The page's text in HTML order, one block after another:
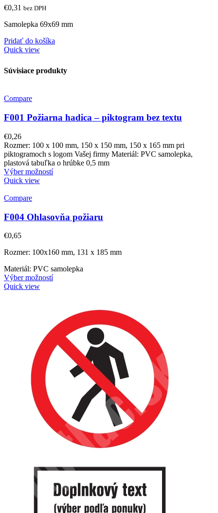
€0,31 bez DPH
Samolepka 69x69 mm
Pridať do košíka
Quick view
Súvisiace produkty
Compare
F001 Požiarna hadica – piktogram bez textu
€0,26
Rozmer: 100 x 100 mm, 150 x 150 mm, 150 x 165 mm pri
piktogramoch s logom Vašej firmy Materiál: PVC samolepka,
plastová tabuľka o hrúbke 0,5 mm
Výber možností
Quick view
Compare
F004 Ohlasovňa požiaru
€0,65
Rozmer: 100x160 mm, 131 x 185 mm
Materiál: PVC samolepka
Výber možností
Quick view